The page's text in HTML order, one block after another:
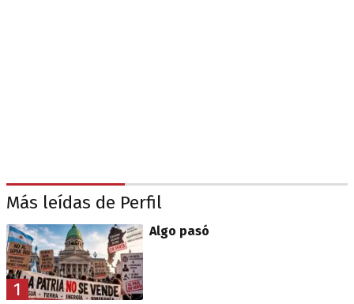
Más leídas de Perfil
1
Algo pasó